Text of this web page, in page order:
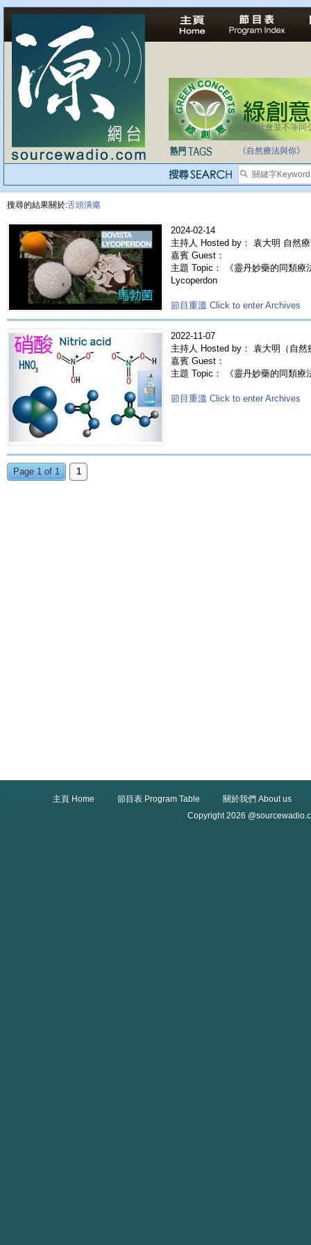
法治社會並不等同
自家教育合法化-
《自然療法與你》
搜尋的結果關於:舌頭潰瘍
2024-02-14
主持人 Hosted by： 袁大明 自然
嘉賓 Guest：
主題 Topic： 《靈丹妙藥的同類
Lycoperdon
節目重溫 Click to enter Archives
2022-11-07
主持人 Hosted by： 袁大明（自然
嘉賓 Guest：
主題 Topic： 《靈丹妙藥的同類
節目重溫 Click to enter Archives
Page 1 of 1 1
主頁 Home 節目表 Program Table
關於我們 About us
Copyright 2026